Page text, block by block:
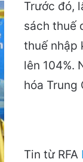
Trước đó,
sách thuế
thuế nhập
lên 104%.
hóa Trung
Tin từ RFA